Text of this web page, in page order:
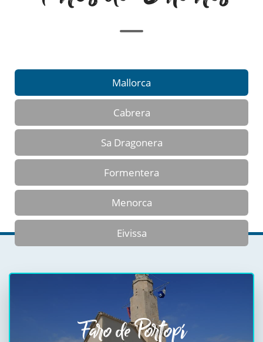
Mallorca
Cabrera
Sa Dragonera
Formentera
Menorca
Eivissa
Faro de Portopí